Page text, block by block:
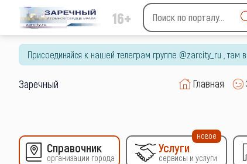
16+
Type 2 or more
for results.
Присоединяйся к нашей телеграм группе @zarcity_ru ,
Заречный Главная
Справочник
организации города
Услуги
сервисы и услуги
новое